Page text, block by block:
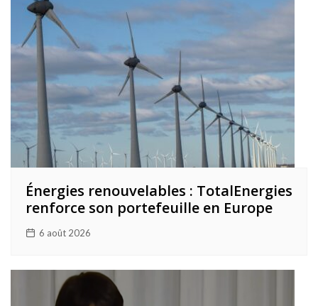
Énergies renouvelables : TotalEnergies
renforce son portefeuille en Europe
6 août 2026